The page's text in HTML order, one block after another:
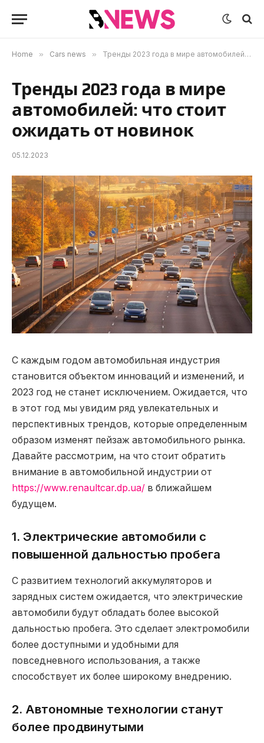
Home » Cars news » Тренды 2023 года в мире автомобилей: что стоит ожидать от новинок
Тренды 2023 года в мире
автомобилей: что стоит
ожидать от новинок
05.12.2023
С каждым годом автомобильная индустрия
становится объектом инноваций и изменений, и
2023 год не станет исключением. Ожидается, что
в этот год мы увидим ряд увлекательных и
перспективных трендов, которые определенным
образом изменят пейзаж автомобильного рынка.
Давайте рассмотрим, на что стоит обратить
внимание в автомобильной индустрии от
https://www.renaultcar.dp.ua/ в ближайшем
будущем.
1. Электрические автомобили с
повышенной дальностью пробега
С развитием технологий аккумуляторов и
зарядных систем ожидается, что электрические
автомобили будут обладать более высокой
дальностью пробега. Это сделает электромобили
более доступными и удобными для
повседневного использования, а также
способствует их более широкому внедрению.
2. Автономные технологии станут
более продвинутыми